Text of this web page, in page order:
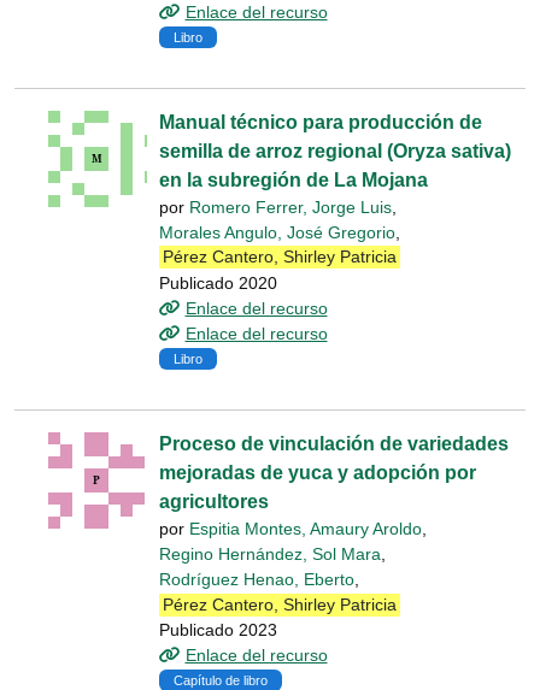
Enlace del recurso
Libro
Manual técnico para producción de
semilla de arroz regional (Oryza sativa)
en la subregión de La Mojana
por Romero Ferrer, Jorge Luis
Morales Angulo, José Gregorio
Pérez Cantero, Shirley Patricia
Publicado 2020
Enlace del recurso
Enlace del recurso
Libro
Proceso de vinculación de variedades
mejoradas de yuca y adopción por
agricultores
por Espitia Montes, Amaury Aroldo
Regino Hernández, Sol Mara
Rodríguez Henao, Eberto
Pérez Cantero, Shirley Patricia
Publicado 2023
Enlace del recurso
Capítulo de libro